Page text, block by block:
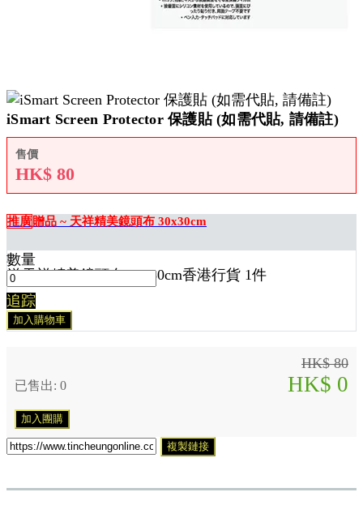
iSmart Screen Protector 保護貼 (如需代貼, 請備註)
售價
HK$ 80
推廣贈品 ~ 天祥精美鏡頭布 30x30cm
送天祥精美鏡頭布 30x30cm香港行貨 1件
數量
追踪
加入購物車
HK$ 80
已售出: 0 HK$ 0
加入團購
複製鏈接